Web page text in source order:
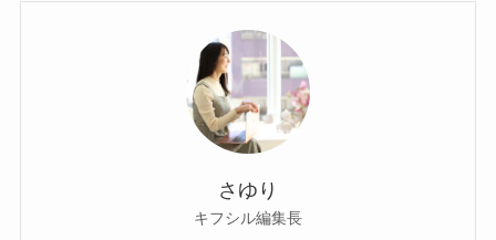
さゆり
キフシル編集長